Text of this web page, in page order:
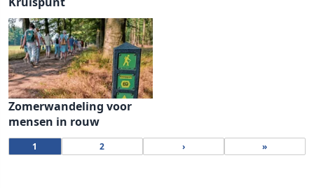
Zomerwandeling voor
mensen in rouw
1 2 › »